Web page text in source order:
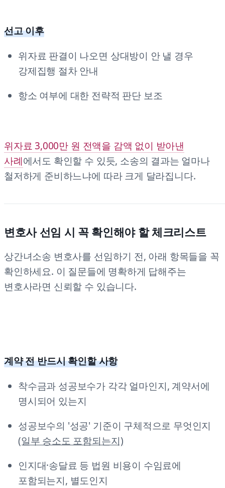
선고 이후
위자료 판결이 나오면 상대방이 안 낼 경우
강제집행 절차 안내
항소 여부에 대한 전략적 판단 보조
위자료 3,000만 원 전액을 감액 없이 받아낸
사례에서도 확인할 수 있듯, 소송의 결과는 얼마나
철저하게 준비하느냐에 따라 크게 달라집니다.
변호사 선임 시 꼭 확인해야 할 체크리스트
상간녀소송 변호사를 선임하기 전, 아래 항목들을 꼭
확인하세요. 이 질문들에 명확하게 답해주는
변호사라면 신뢰할 수 있습니다.
계약 전 반드시 확인할 사항
착수금과 성공보수가 각각 얼마인지, 계약서에
명시되어 있는지
성공보수의 '성공' 기준이 구체적으로 무엇인지
(일부 승소도 포함되는지)
인지대·송달료 등 법원 비용이 수임료에
포함되는지, 별도인지